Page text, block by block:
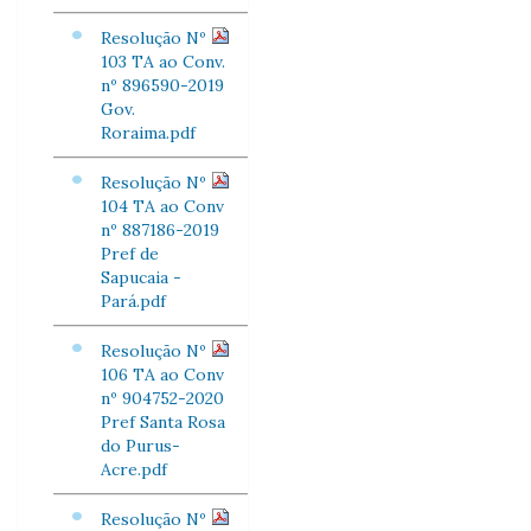
Resolução Nº
103 TA ao Conv.
nº 896590-2019
Gov.
Roraima.pdf
Resolução Nº
104 TA ao Conv
nº 887186-2019
Pref de
Sapucaia -
Pará.pdf
Resolução Nº
106 TA ao Conv
nº 904752-2020
Pref Santa Rosa
do Purus-
Acre.pdf
Resolução Nº